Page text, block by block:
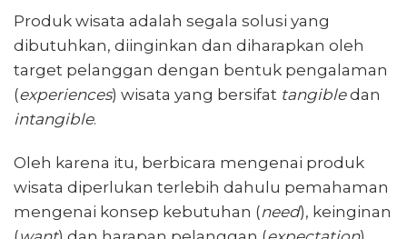
Produk wisata adalah segala solusi yang
dibutuhkan, diinginkan dan diharapkan oleh
target pelanggan dengan bentuk pengalaman
(experiences) wisata yang bersifat tangibledan
intangible.
Oleh karena itu, berbicara mengenai produk
wisata diperlukan terlebih dahulu pemahaman
mengenai konsep kebutuhan (need), keinginan